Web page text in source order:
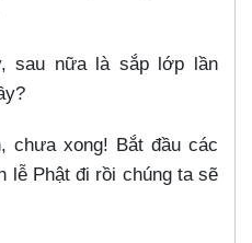
sau nữa là sắp lớp lần
chưa xong! Bắt đầu các
lễ Phật đi rồi chúng ta sẽ